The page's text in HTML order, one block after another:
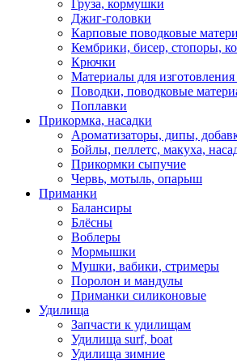
Груза, кормушки
Джиг-головки
Карповые поводковые
Кембрики, бисер, стопоры,
Крючки
Материалы для
Поводки, поводковые
Поплавки
Прикормка, насадки
Ароматизаторы, дипы,
Бойлы, пеллетс, макуха,
Прикормки сыпучие
Червь, мотыль, опарыш
Приманки
Балансиры
Блёсны
Воблеры
Мормышки
Мушки, вабики, стримеры
Поролон и мандулы
Приманки силиконовые
Удилища
Запчасти к удилищам
Удилища surf, boat
Удилища зимние